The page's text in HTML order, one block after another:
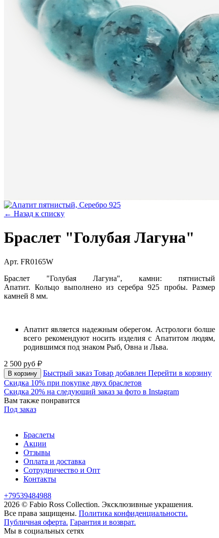
← Назад к списку
Браслет "Голубая Лагуна"
Арт. FR0165W
Браслет "Голубая Лагуна", камни: пятнистый
Апатит. Кольцо выполнено из серебра 925 пробы. Размер
камней 8 мм.
Апатит является надежным оберегом. Астрологи болше
всего рекомендуют носить изделия с Апатитом людям,
родившимся под знаком Рыб, Овна и Льва.
2 500 руб
В корзину Быстрый заказ Товар добавлен Перейти в корзину
Скидка 10% при покупке двух браслетов
Скидка 20% на следующий заказ за фото в Instagram
Вам также понравится
Под заказ
Браслеты
Акции
Отзывы
Оплата и доставка
Сотрудничество и Опт
Контакты
+79539484988
2026 © Fabio Ross Collection. Эксклюзивные украшения.
Все права защищены. Политика конфиденциальности.
Публичная оферта. Гарантия и возврат.
Мы в социальных сетях